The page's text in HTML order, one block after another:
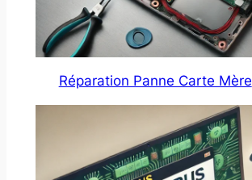
Réparation Panne Carte Mère